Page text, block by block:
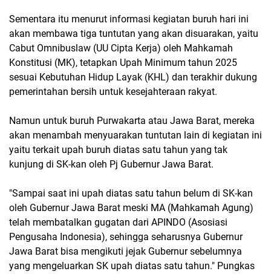
Sementara itu menurut informasi kegiatan buruh hari ini
akan membawa tiga tuntutan yang akan disuarakan, yaitu
Cabut Omnibuslaw (UU Cipta Kerja) oleh Mahkamah
Konstitusi (MK), tetapkan Upah Minimum tahun 2025
sesuai Kebutuhan Hidup Layak (KHL) dan terakhir dukung
pemerintahan bersih untuk kesejahteraan rakyat.
Namun untuk buruh Purwakarta atau Jawa Barat, mereka
akan menambah menyuarakan tuntutan lain di kegiatan ini
yaitu terkait upah buruh diatas satu tahun yang tak
kunjung di SK-kan oleh Pj Gubernur Jawa Barat.
"Sampai saat ini upah diatas satu tahun belum di SK-kan
oleh Gubernur Jawa Barat meski MA (Mahkamah Agung)
telah membatalkan gugatan dari APINDO (Asosiasi
Pengusaha Indonesia), sehingga seharusnya Gubernur
Jawa Barat bisa mengikuti jejak Gubernur sebelumnya
yang mengeluarkan SK upah diatas satu tahun." Pungkas